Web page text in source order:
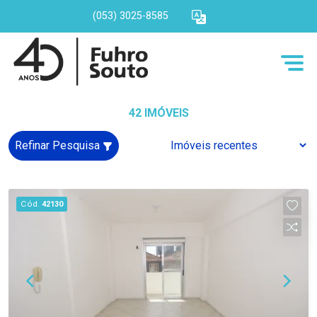
(053) 3025-8585
42 IMÓVEIS
Refinar Pesquisa
Cód. 42130